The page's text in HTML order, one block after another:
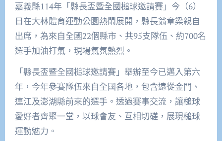
嘉義縣114年「縣長盃暨全國槌球邀請賽」今（6）
日在大林體育運動公園熱鬧展開，縣長翁章梁親自
出席，為來自全國22個縣市、共95支隊伍、約700名
選手加油打氣，現場氣氛熱烈。
「縣長盃暨全國槌球邀請賽」舉辦至今已邁入第六
年，今年參賽隊伍來自全國各地，包含遠從金門、
連江及澎湖縣前來的選手。透過賽事交流，讓槌球
愛好者齊聚一堂，以球會友、互相切磋，展現槌球
運動魅力。